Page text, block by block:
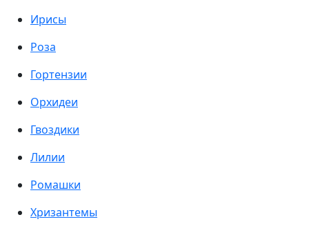
Ирисы
Роза
Гортензии
Орхидеи
Гвоздики
Лилии
Ромашки
Хризантемы